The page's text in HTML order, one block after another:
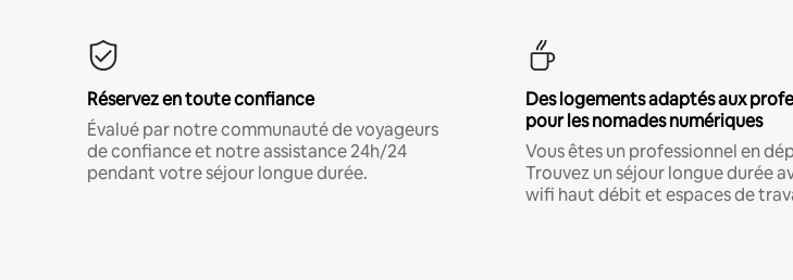
Réservez en toute confiance
Évalué par notre communauté de voyageurs
de confiance et notre assistance 24h/24
pendant votre séjour longue durée.
Des logements adaptés aux
pour les nomades numériques
Vous êtes un professionnel en
Trouvez un séjour longue durée
wifi haut débit et espaces de